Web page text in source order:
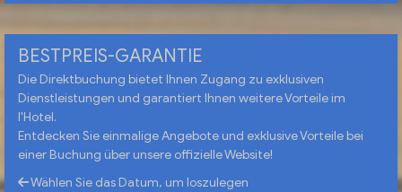
BESTPREIS-GARANTIE
Die Direktbuchung bietet Ihnen Zugang zu exklusiven
Dienstleistungen und garantiert Ihnen weitere Vorteile im
l'Hotel.
Entdecken Sie einmalige Angebote und exklusive Vorteile bei
einer Buchung über unsere offizielle Website!
Wählen Sie das Datum, um loszulegen